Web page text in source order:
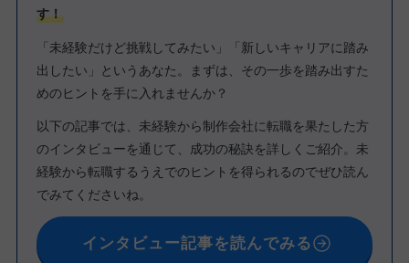
す！
「未経験だけど挑戦してみたい」「新しいキャリアに踏み
出したい」というあなた。まずは、その一歩を踏み出すた
めのヒントを手に入れませんか？
以下の記事では、未経験から制作会社に転職を果たした方
のインタビューを通じて、成功の秘訣を詳しくご紹介。未
経験から転職するうえでのヒントを得られるのでぜひ読ん
でみてくださいね。
インタビュー記事を読んでみる